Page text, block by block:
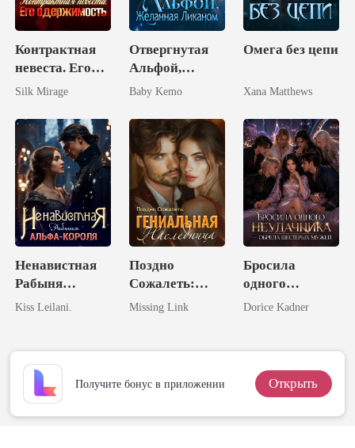
Контрактная
невеста. Его
одержимость
Silk Mirage
Отвергнутая
Альфой,
Желанная
Baby Kemo
Омега без цепи
Xana Matthews
Ненавистная
Рабыня
Альфа-Короля
Kiss Leilani.
Поздно
Сожалеть:
Гениальная
Missing Link
Бросила
одного
неудачника -
мужей
Dorice Kadner
Получите бонус в приложении Открыть